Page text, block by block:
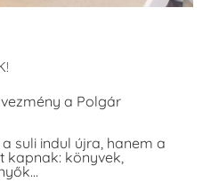
a Polgár
suli indul újra, hanem a
kapnak: könyvek,